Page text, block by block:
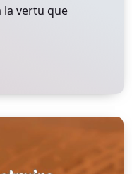
la vertu que